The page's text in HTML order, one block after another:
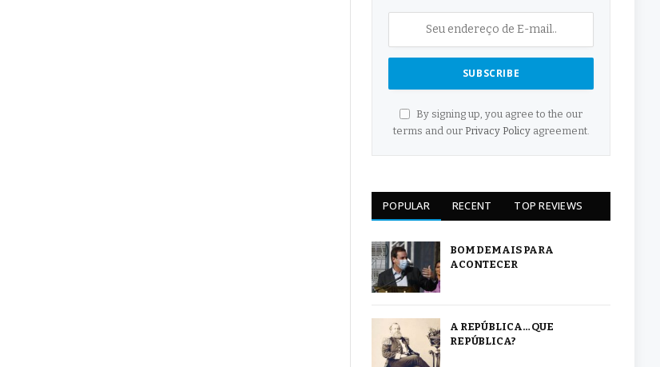
By signing up, you agree to the our
terms and our Privacy Policyagreement.
POPULAR RECENT TOP REVIEWS
BOM DEMAIS PARA
ACONTECER
A REPÚBLICA… QUE
REPÚBLICA?